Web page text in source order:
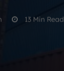
13 Min Read